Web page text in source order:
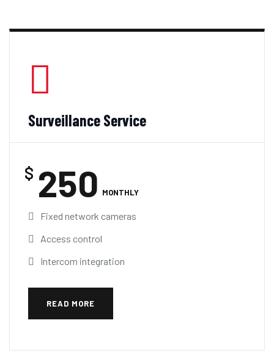
Surveillance Service
250
$
MONTHLY
Fixed network cameras
Access control
Intercom integration
READ MORE